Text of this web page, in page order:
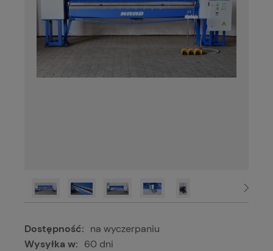
Dostępność: na wyczerpaniu
Wysyłka w: 60 dni